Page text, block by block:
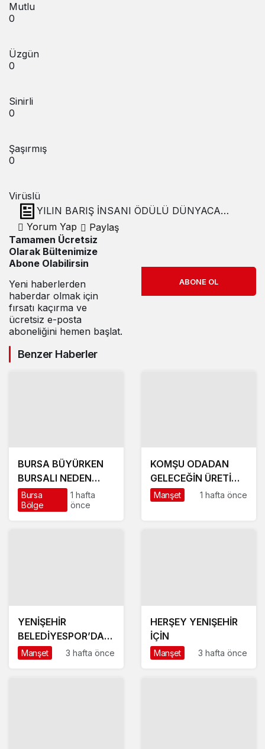
Mutlu
0
Üzgün
0
Sinirli
0
Şaşırmış
0
Virüslü
YILIN BARIŞ İNSANI ÖDÜLÜ DÜNYACA
ÜNLÜ YAZAR AKİF MANAF’IN
Yorum Yap
Paylaş
Tamamen Ücretsiz
Olarak Bültenimize
Abone Olabilirsin
Yeni haberlerden
haberdar olmak için
fırsatı kaçırma ve
ücretsiz e-posta
aboneliğini hemen başlat.
ABONE OL
Benzer Haberler
BURSA BÜYÜRKEN
BURSALI NEDEN
YOKSULLAŞIYOR
Bursa
Bölge
1 hafta
önce
KOMŞU ODADAN
GELECEĞİN ÜRETİM
ÜSSÜ YESAN’A
Manşet 1 hafta önce
YENİŞEHİR
BELEDİYESPOR’DA
GÜÇLÜ YÖNETİM,
Manşet 3 hafta önce
HERŞEY YENIŞEHİR
İÇİN
Manşet 3 hafta önce